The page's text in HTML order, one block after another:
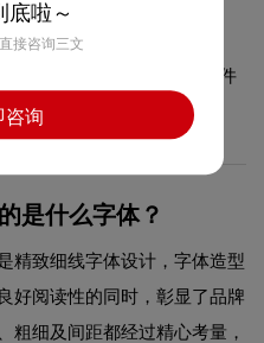
文件？
AI、PNG等多种格式的源文件
的使用需求。
是什么字体？
精致细线字体设计，字体造型
好阅读性的同时，彰显了品牌
粗细及间距都经过精心考量，
底啦～
接咨询三文
咨询